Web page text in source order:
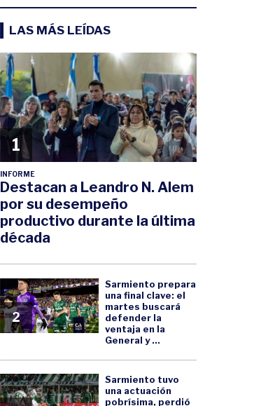
LAS MÁS LEÍDAS
1
INFORME
Destacan a Leandro N. Alem
por su desempeño
productivo durante la última
década
2
Sarmiento prepara
una final clave: el
martes buscará
defender la
ventaja en la
General y ...
Sarmiento tuvo
una actuación
pobrísima, perdió